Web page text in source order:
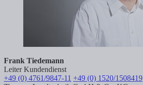
Frank Tiedemann
Leiter Kundendienst
+49 (0) 4761/9847-11 +49 (0) 1520/1508419